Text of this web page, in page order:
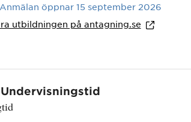
Anmälan öppnar 15 september 2026
utbildningen på antagning.se
Undervisningstid